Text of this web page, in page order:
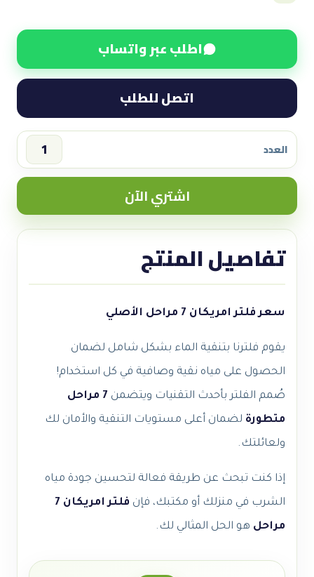
اطلب عبر واتساب
اتصل للطلب
العدد
سعر
فلتر
7
مراحل
اشتري الآن
تفاصيل المنتج
سعر فلتر امريكان 7 مراحل الأصلي
يقوم فلترنا بتنقية الماء بشكل شامل لضمان
الحصول على مياه نقية وصافية في كل استخدام!
صُمم الفلتر بأحدث التقنيات ويتضمن
7 مراحل
متطورة لضمان أعلى مستويات التنقية والأمان لك
ولعائلتك.
إذا كنت تبحث عن طريقة فعالة لتحسين جودة مياه
الشرب في منزلك أو مكتبك، فإن
فلتر امريكان 7
مراحل هو الحل المثالي لك.